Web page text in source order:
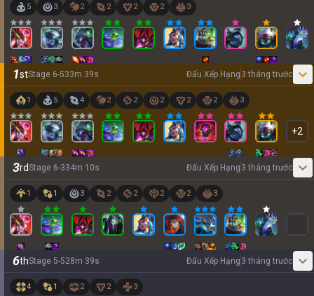
5 3 2 2 2 2 3
1stStage 6-533m 39s Đấu Xếp Hạng 3 tháng trước
1 5 4 2 2 2 2 2 3
+2
3rdStage 6-334m 10s Đấu Xếp Hạng 3 tháng trước
1 1 3 2 2 2 2 3
6thStage 5-528m 39s Đấu Xếp Hạng 3 tháng trước
4 1 2 2 3